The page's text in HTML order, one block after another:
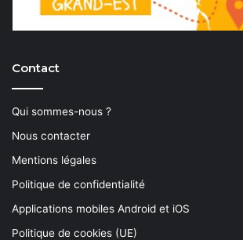
Contact
Qui sommes-nous ?
Nous contacter
Mentions légales
Politique de confidentialité
Applications mobiles Android et iOS
Politique de cookies (UE)